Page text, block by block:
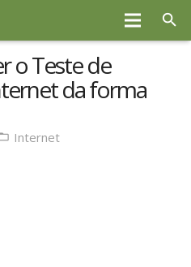
o Teste de
da forma
Internet